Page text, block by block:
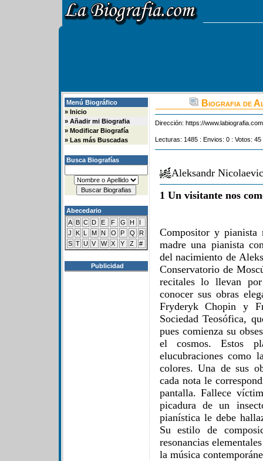
Menú Biográfico
» Inicio
» Añadir mi Biografia
» Modificar Biografía
» Las más Buscadas
Busca Biografías
Abecedario
A B C D E F G H
I
J
K L M N O P Q
R
S T U V W X Y Z #
Publicidad
Biografia de
Dirección: https://
Lecturas: 1485 : Envios: 0 : Votos:
Aleksandr
1 Un visitante nos
Compositor y pianista
madre una pianista
del nacimiento de
Conservatorio de
recitales lo llevan
conocer sus obras
Fryderyk Chopin y
Sociedad Teosófica,
pues comienza su
el cosmos. Estos
elucubraciones como
colores. Una de sus
cada nota le
pantalla. Fallece
picadura de un
pianística le debe
Su estilo de
resonancias
la música